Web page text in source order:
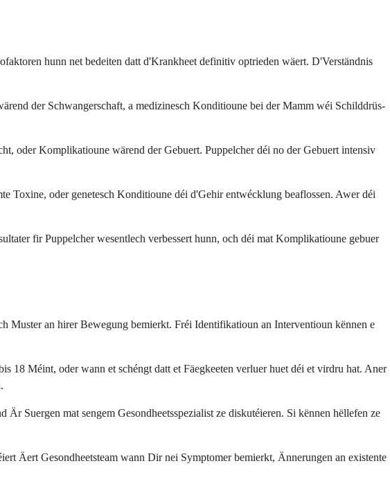
hunn net bedeiten datt d'Krankheet definitiv optrieden wäert. D'Verständnis
der Schwangerschaft, a medizinesch Konditioune bei der Mamm wéi Schilddrüs-
oder Komplikatioune wärend der Gebuert. Puppelcher déi no der Gebuert intensiv
Toxine, oder genetesch Konditioune déi d'Gehir entwécklung beaflossen. Awer déi
fir Puppelcher wesentlech verbessert hunn, och déi mat Komplikatioune gebuer
an hirer Bewegung bemierkt. Fréi Identifikatioun an Interventioun kënnen e
Méint, oder wann et schéngt datt et Fäegkeeten verluer huet déi et virdru hat. Aner
Suergen mat sengem Gesondheetsspezialist ze diskutéieren. Si kënnen hëllefen ze
Äert Gesondheetsteam wann Dir nei Symptomer bemierkt, Ännerungen an existente